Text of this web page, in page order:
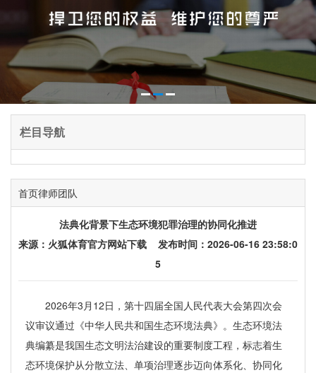
栏目导航
首页律师团队
法典化背景下生态环境犯罪治理的协同化推进
来源： 火狐体育官方网站下载 发布时间：2026-06-16 23:58:0
5
2026年3月12日，第十四届全国人民代表大会第四次会
议审议通过《中华人民共和国生态环境法典》。生态环境法
典编纂是我国生态文明法治建设的重要制度工程，标志着生
态环境保护从分散立法、单项治理逐步迈向体系化、协同化